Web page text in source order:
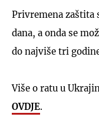
Privremena zaštita
dana, a onda se
do najviše tri
Više o ratu u
OVDJE.